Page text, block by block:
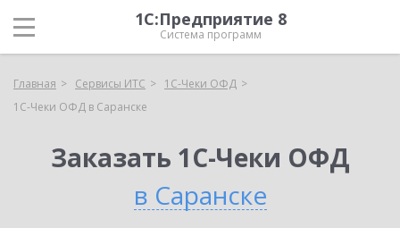
1С:Предприятие 8
Система программ
Главная Сервисы ИТС
1С-Чеки ОФД
1С-Чеки ОФД в Саранске
Заказать 1С-Чеки ОФД
в Саранске